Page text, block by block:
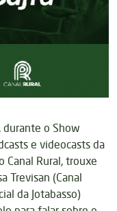
durante o Show
e videocasts da
Canal Rural, trouxe
Trevisan (Canal
da Jotabasso)